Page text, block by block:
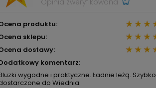
Opinia zweryfikowana
produktu:
sklepu:
dostawy:
komentarz:
wygodne i praktyczne. Ładnie leżą. Szybko
do Wiednia.